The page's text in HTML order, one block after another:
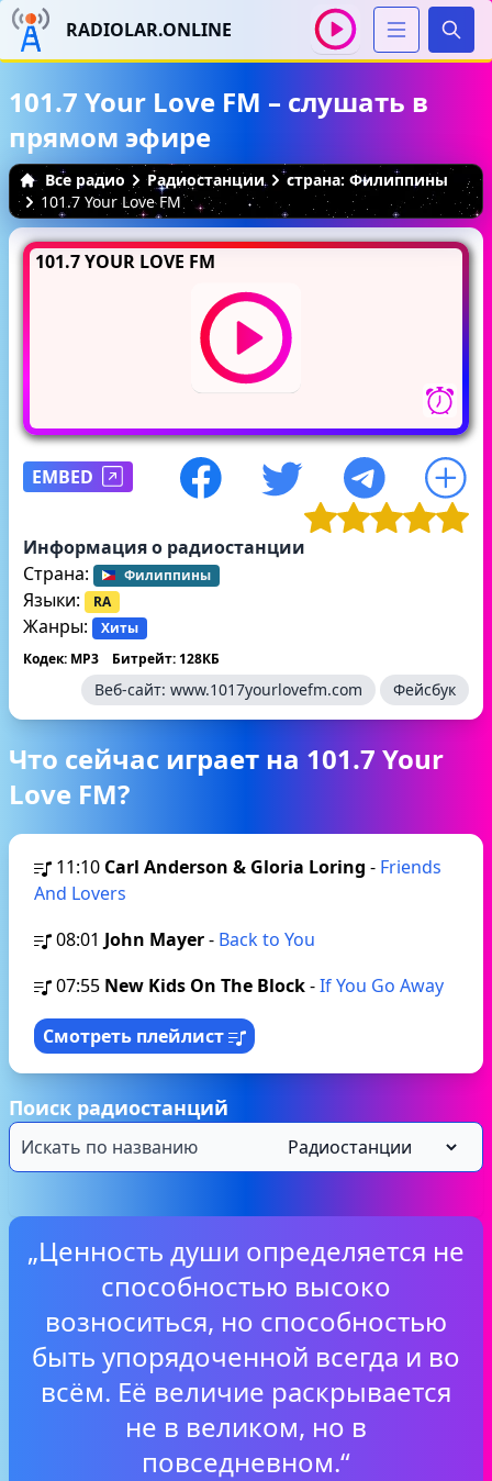
RADIOLAR.ONLINE
101.7 Your Love FM – слушать в
прямом эфире
Все радио Радиостанции
страна: Филиппины
101.7 Your Love FM
101.7 YOUR LOVE FM
EMBED
Информация о радиостанции
Страна:
Филиппины
Языки: RA
Жанры:
Хиты
Кодек: MP3
Битрейт: 128КБ
Веб-сайт: www.1017yourlovefm.com Фейсбук
Что сейчас играет на 101.7 Your
Love FM?
11:10 Carl Anderson & Gloria Loring - Friends
And Lovers
08:01 John Mayer- Back to You
07:55 New Kids On The Block-If You Go Away
Смотреть плейлист
Поиск радиостанций
„Ценность души определяется не
способностью высоко
возноситься, но способностью
быть упорядоченной всегда и во
всём. Её величие раскрывается
не в великом, но в
повседневном.“